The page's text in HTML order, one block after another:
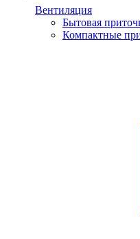
Вентиляция
Бытовая
Компактные